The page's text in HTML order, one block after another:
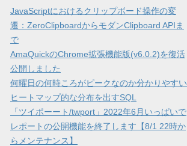
JavaScriptにおけるクリップボード操作の変
遷：ZeroClipboardからモダンClipboard APIま
で
AmaQuickのChrome拡張機能版(v6.0.2)を復活
公開しました
何曜日の何時ころがピークなのか分かりやすい
ヒートマップ的な分布を出すSQL
「ツイポーート/twport」2022年6月いっぱいで
レポートの公開機能を終了します【8/1 22時か
らメンテナンス】